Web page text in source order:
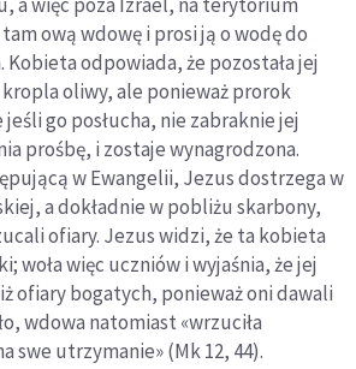
ową wdowę i prosi ją o wodę do
odpowiada, że pozostała jej
oliwy, ale ponieważ prorok
go posłucha, nie zabraknie jej
prośbę, i zostaje wynagrodzona.
w Ewangelii, Jezus dostrzega w
a dokładnie w pobliżu skarbony,
ofiary. Jezus widzi, że ta kobieta
woła więc uczniów i wyjaśnia, że jej
ofiary bogatych, ponieważ oni dawali
wdowa natomiast «wrzuciła
swe utrzymanie» (Mk 12, 44).